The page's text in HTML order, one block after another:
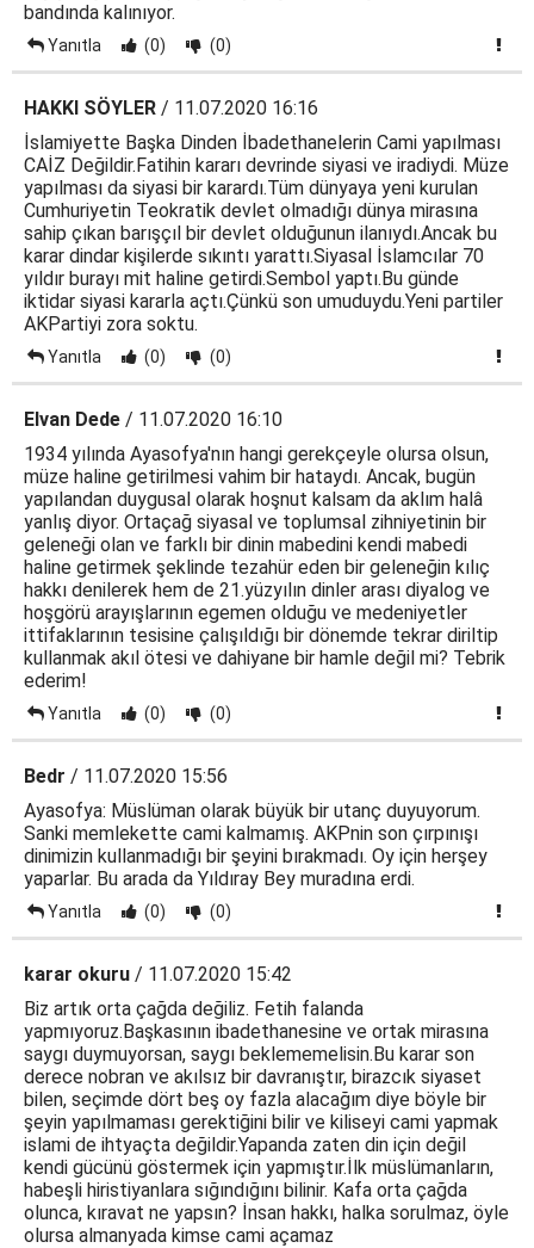
bandında kalınıyor.
Yanıtla (0) (0)
HAKKI SÖYLER / 11.07.2020 16:16
İslamiyette Başka Dinden İbadethanelerin Cami yapılması
CAİZ Değildir.Fatihin kararı devrinde siyasi ve iradiydi. Müze
yapılması da siyasi bir karardı.Tüm dünyaya yeni kurulan
Cumhuriyetin Teokratik devlet olmadığı dünya mirasına
sahip çıkan barışçıl bir devlet olduğunun ilanıydı.Ancak bu
karar dindar kişilerde sıkıntı yarattı.Siyasal İslamcılar 70
yıldır burayı mit haline getirdi.Sembol yaptı.Bu günde
iktidar siyasi kararla açtı.Çünkü son umuduydu.Yeni partiler
AKPartiyi zora soktu.
Yanıtla (0) (0)
Elvan Dede / 11.07.2020 16:10
1934 yılında Ayasofya'nın hangi gerekçeyle olursa olsun,
müze haline getirilmesi vahim bir hataydı. Ancak, bugün
yapılandan duygusal olarak hoşnut kalsam da aklım halâ
yanlış diyor. Ortaçağ siyasal ve toplumsal zihniyetinin bir
geleneği olan ve farklı bir dinin mabedini kendi mabedi
haline getirmek şeklinde tezahür eden bir geleneğin kılıç
hakkı denilerek hem de 21.yüzyılın dinler arası diyalog ve
hoşgörü arayışlarının egemen olduğu ve medeniyetler
ittifaklarının tesisine çalışıldığı bir dönemde tekrar diriltip
kullanmak akıl ötesi ve dahiyane bir hamle değil mi? Tebrik
ederim!
Yanıtla (0) (0)
Bedr / 11.07.2020 15:56
Ayasofya: Müslüman olarak büyük bir utanç duyuyorum.
Sanki memlekette cami kalmamış. AKPnin son çırpınışı
dinimizin kullanmadığı bir şeyini bırakmadı. Oy için herşey
yaparlar. Bu arada da Yıldıray Bey muradına erdi.
Yanıtla (0) (0)
karar okuru / 11.07.2020 15:42
Biz artık orta çağda değiliz. Fetih falanda
yapmıyoruz.Başkasının ibadethanesine ve ortak mirasına
saygı duymuyorsan, saygı beklememelisin.Bu karar son
derece nobran ve akılsız bir davranıştır, birazcık siyaset
bilen, seçimde dört beş oy fazla alacağım diye böyle bir
şeyin yapılmaması gerektiğini bilir ve kiliseyi cami yapmak
islami de ihtyaçta değildir.Yapanda zaten din için değil
kendi gücünü göstermek için yapmıştır.İlk müslümanların,
habeşli hiristiyanlara sığındığını bilinir. Kafa orta çağda
olunca, kıravat ne yapsın? İnsan hakkı, halka sorulmaz, öyle
olursa almanyada kimse cami açamaz